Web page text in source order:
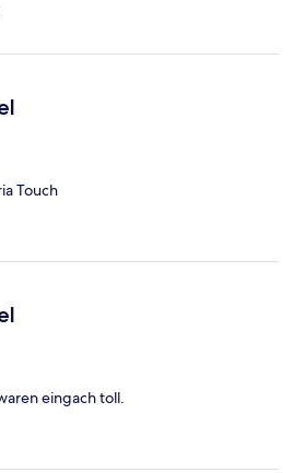
Touch
eingach toll.